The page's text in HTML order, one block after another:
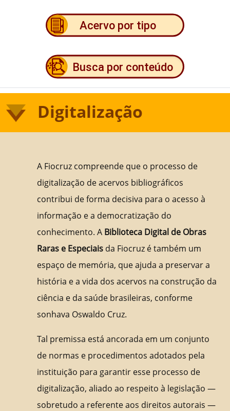
Digitalização
A Fiocruz compreende que o processo de
digitalização de acervos bibliográficos
contribui de forma decisiva para o acesso à
informação e a democratização do
conhecimento. A Biblioteca Digital de Obras
Raras e Especiais da Fiocruz é também um
espaço de memória, que ajuda a preservar a
história e a vida dos acervos na construção da
ciência e da saúde brasileiras, conforme
sonhava Oswaldo Cruz.
Tal premissa está ancorada em um conjunto
de normas e procedimentos adotados pela
instituição para garantir esse processo de
digitalização, aliado ao respeito à legislação —
sobretudo a referente aos direitos autorais —